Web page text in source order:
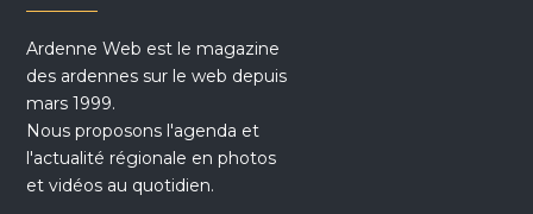
Ardenne Web est le magazine
des ardennes sur le web depuis
mars 1999.
Nous proposons l'agenda et
l'actualité régionale en photos
et vidéos au quotidien.